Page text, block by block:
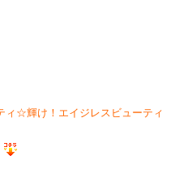
ィ☆輝け！エイジレスビューティ